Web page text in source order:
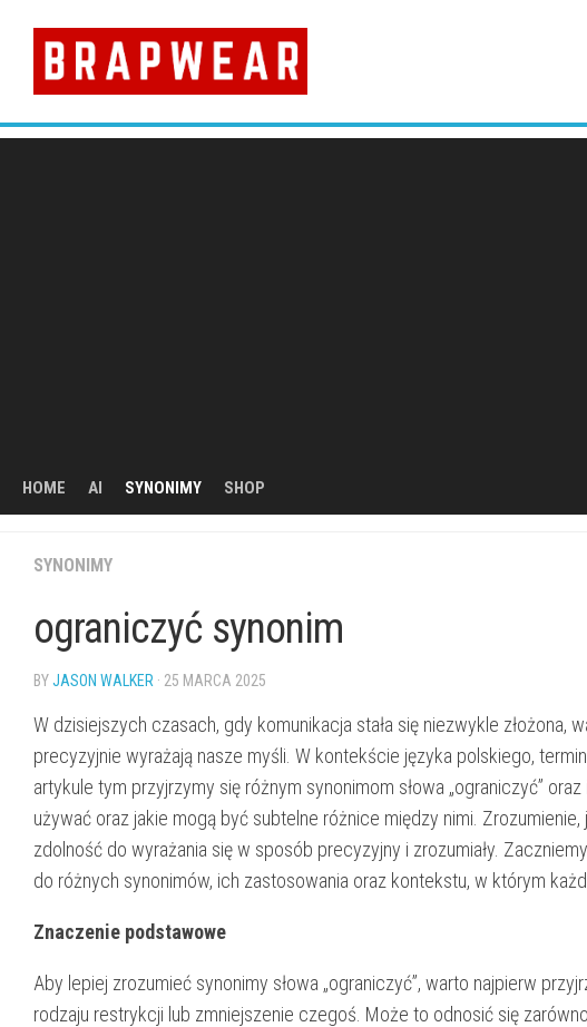
content
HOME AI SYNONIMY SHOP
SYNONIMY
ograniczyć synonim
BYJASON WALKER · 25 MARCA 2025
W dzisiejszych czasach, gdy komunikacja stała się niezwykle złożona,
precyzyjnie wyrażają nasze myśli. W kontekście języka polskiego,
artykule tym przyjrzymy się różnym synonimom słowa „ograniczyć”
używać oraz jakie mogą być subtelne różnice między nimi.
zdolność do wyrażania się w sposób precyzyjny i zrozumiały.
do różnych synonimów, ich zastosowania oraz kontekstu, w którym
Znaczenie podstawowe
Aby lepiej zrozumieć synonimy słowa „ograniczyć”, warto najpierw
rodzaju restrykcji lub zmniejszenie czegoś. Może to odnosić się